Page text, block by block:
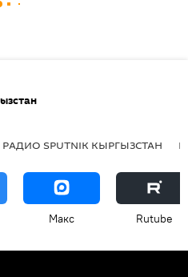
РАДИО SPUTNIK КЫРГЫЗСТАН
Макс Rutube